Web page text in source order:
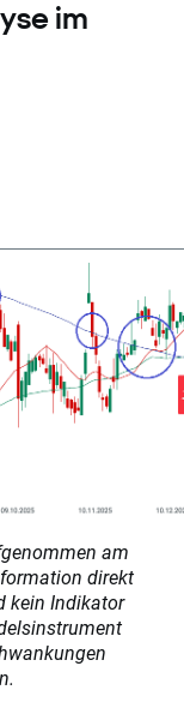
im
am
direkt
kein Indikator